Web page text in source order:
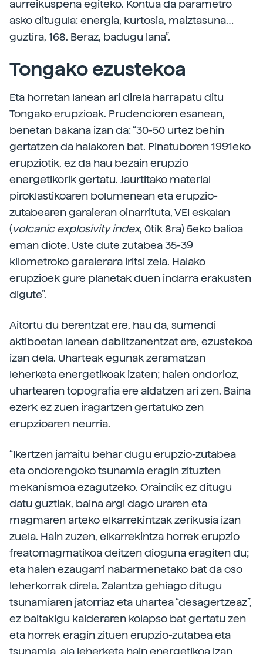
aurreikuspena egiteko. Kontua da parametro
asko ditugula: energia, kurtosia, maiztasuna…
guztira, 168. Beraz, badugu lana”.
Tongako ezustekoa
Eta horretan lanean ari direla harrapatu ditu
Tongako erupzioak. Prudencioren esanean,
benetan bakana izan da: “30-50 urtez behin
gertatzen da halakoren bat. Pinatuboren 1991eko
erupziotik, ez da hau bezain erupzio
energetikorik gertatu. Jaurtitako material
piroklastikoaren bolumenean eta erupzio-
zutabearen garaieran oinarrituta, VEI eskalan
(volcanic explosivity index, 0tik 8ra) 5eko balioa
eman diote. Uste dute zutabea 35-39
kilometroko garaierara iritsi zela. Halako
erupzioek gure planetak duen indarra erakusten
digute”.
Aitortu du berentzat ere, hau da, sumendi
aktiboetan lanean dabiltzanentzat ere, ezustekoa
izan dela. Uharteak egunak zeramatzan
leherketa energetikoak izaten; haien ondorioz,
uhartearen topografia ere aldatzen ari zen. Baina
ezerk ez zuen iragartzen gertatuko zen
erupzioaren neurria.
“Ikertzen jarraitu behar dugu erupzio-zutabea
eta ondorengoko tsunamia eragin zituzten
mekanismoa ezagutzeko. Oraindik ez ditugu
datu guztiak, baina argi dago uraren eta
magmaren arteko elkarrekintzak zerikusia izan
zuela. Hain zuzen, elkarrekintza horrek erupzio
freatomagmatikoa deitzen dioguna eragiten du;
eta haien ezaugarri nabarmenetako bat da oso
leherkorrak direla. Zalantza gehiago ditugu
tsunamiaren jatorriaz eta uhartea “desagertzeaz”,
ez baitakigu kalderaren kolapso bat gertatu zen
eta horrek eragin zituen erupzio-zutabea eta
tsunamia, ala leherketa hain energetikoa izan